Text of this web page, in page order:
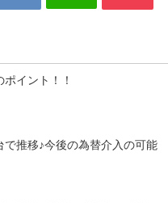
イント！！
で推移♪今後の為替介入の可能